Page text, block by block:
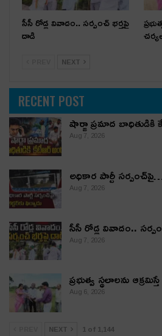
సీసీ రోడ్ల వివాదం.. స‌ర్పంచ్ భ‌ర్త‌పై
దాడి
NEXT
RECENT POST
షార్జా ప్రమాద బాధితుడికి
Aug 7, 2026
అధికార పార్టీ
Aug 7, 2026
సీసీ రోడ్ల వివాదం..
Aug 7, 2026
ప్రభుత్వ స్థలాలను
Aug 6, 2026
NEXT 1 of 1,144